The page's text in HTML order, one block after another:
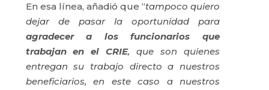
En esa línea, añadió que “tampoco quiero
dejar de pasar la oportunidad para
agradecer a los funcionarios que
trabajan en el CRIE, que son quienes
entregan su trabajo directo a nuestros
beneficiarios, en este caso a nuestros